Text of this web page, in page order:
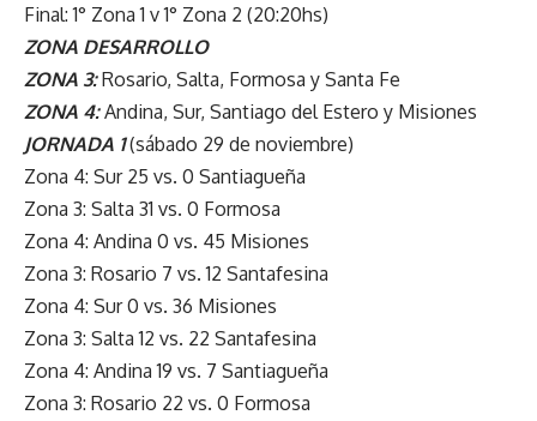
Final: 1° Zona 1 v 1° Zona 2 (20:20hs)
ZONA DESARROLLO
ZONA 3:Rosario, Salta, Formosa y Santa Fe
ZONA 4:Andina, Sur, Santiago del Estero y Misiones
JORNADA 1 (sábado 29 de noviembre)
Zona 4: Sur 25 vs. 0 Santiagueña
Zona 3: Salta 31 vs. 0 Formosa
Zona 4: Andina 0 vs. 45 Misiones
Zona 3: Rosario 7 vs. 12 Santafesina
Zona 4: Sur 0 vs. 36 Misiones
Zona 3: Salta 12 vs. 22 Santafesina
Zona 4: Andina 19 vs. 7 Santiagueña
Zona 3: Rosario 22 vs. 0 Formosa